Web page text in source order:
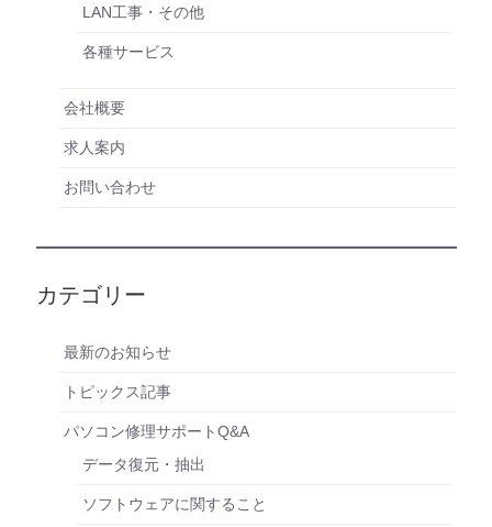
LAN工事・その他
各種サービス
会社概要
求人案内
お問い合わせ
カテゴリー
最新のお知らせ
トピックス記事
パソコン修理サポートQ&A
データ復元・抽出
ソフトウェアに関すること